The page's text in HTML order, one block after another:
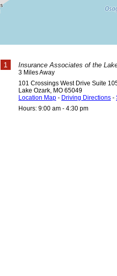
1 Insurance Associates of the
3 Miles Away
101 Crossings West Drive Suite
Lake Ozark, MO 65049
Location Map - Driving Directions -
Hours: 9:00 am - 4:30 pm